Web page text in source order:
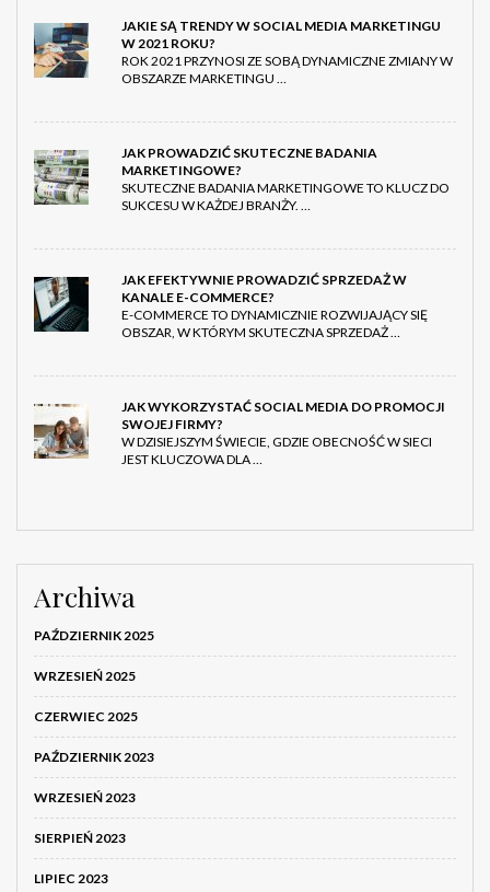
JAKIE SĄ TRENDY W SOCIAL MEDIA MARKETINGU
W 2021 ROKU?
ROK 2021 PRZYNOSI ZE SOBĄ DYNAMICZNE ZMIANY W
OBSZARZE MARKETINGU …
JAK PROWADZIĆ SKUTECZNE BADANIA
MARKETINGOWE?
SKUTECZNE BADANIA MARKETINGOWE TO KLUCZ DO
SUKCESU W KAŻDEJ BRANŻY. …
JAK EFEKTYWNIE PROWADZIĆ SPRZEDAŻ W
KANALE E-COMMERCE?
E-COMMERCE TO DYNAMICZNIE ROZWIJAJĄCY SIĘ
OBSZAR, W KTÓRYM SKUTECZNA SPRZEDAŻ …
JAK WYKORZYSTAĆ SOCIAL MEDIA DO PROMOCJI
SWOJEJ FIRMY?
W DZISIEJSZYM ŚWIECIE, GDZIE OBECNOŚĆ W SIECI
JEST KLUCZOWA DLA …
Archiwa
PAŹDZIERNIK 2025
WRZESIEŃ 2025
CZERWIEC 2025
PAŹDZIERNIK 2023
WRZESIEŃ 2023
SIERPIEŃ 2023
LIPIEC 2023